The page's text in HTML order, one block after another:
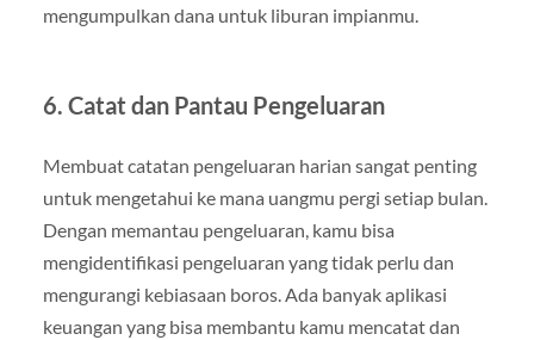
mengumpulkan dana untuk liburan impianmu.
6. Catat dan Pantau Pengeluaran
Membuat catatan pengeluaran harian sangat penting
untuk mengetahui ke mana uangmu pergi setiap bulan.
Dengan memantau pengeluaran, kamu bisa
mengidentifikasi pengeluaran yang tidak perlu dan
mengurangi kebiasaan boros. Ada banyak aplikasi
keuangan yang bisa membantu kamu mencatat dan